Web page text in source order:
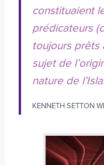
constituaient
prédicateurs
toujours prêts
sujet de
nature de
KENNETH SETTON